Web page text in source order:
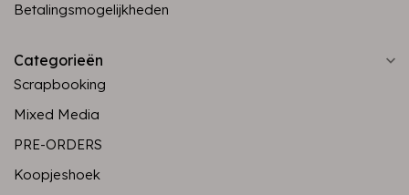
Betalingsmogelijkheden
Categorieën
Scrapbooking
Mixed Media
PRE-ORDERS
Koopjeshoek